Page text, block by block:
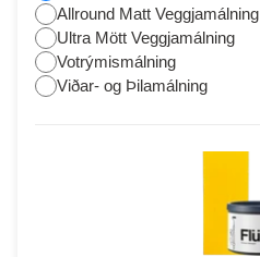
Allround Matt Veggjamálning
Ultra Mött Veggjamálning
Votrýmismálning
Viðar- og Þilamálning